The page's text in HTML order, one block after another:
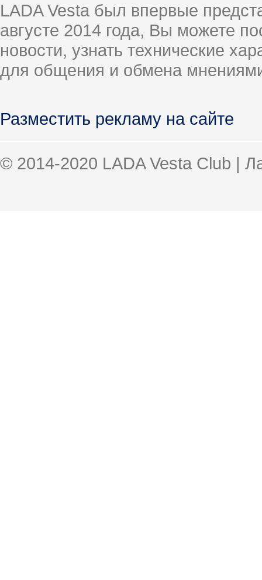
LADA Vesta был впервые
августе 2014 года, Вы можете
новости, узнать технические
для общения и обмена
Разместить рекламу на сайте
© 2014-2020 LADA Vesta Club |